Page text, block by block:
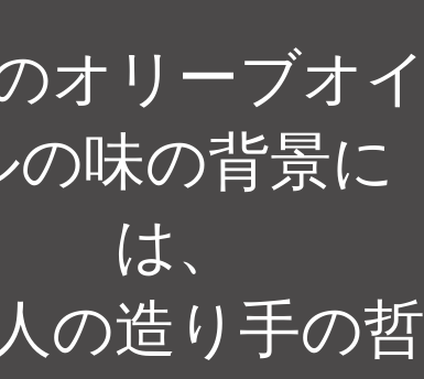
オリーブオイ
の味の背景に
は、
の造り手の哲